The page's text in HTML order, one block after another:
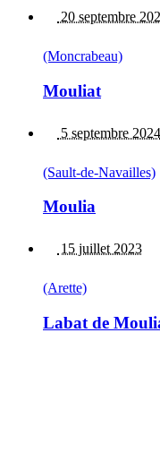
20 septembre
(Moncrabeau)
Mouliat
5 septembre 2024
(Sault-de-Navailles)
Moulia
15 juillet 2023
(Arette)
Labat de